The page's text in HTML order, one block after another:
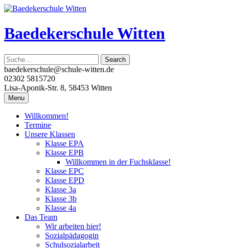
Skip
content
Baedekerschule Witten
baedekerschule@schule-witten.de
02302 5815720
Lisa-Aponik-Str. 8, 58453 Witten
Menu
Willkommen!
Termine
Unsere Klassen
Klasse EPA
Klasse EPB
Willkommen in der Fuchsklasse!
Klasse EPC
Klasse EPD
Klasse 3a
Klasse 3b
Klasse 4a
Das Team
Wir arbeiten hier!
Sozialpädagogin
Schulsozialarbeit